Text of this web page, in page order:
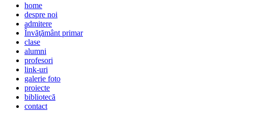
home
despre noi
admitere
Învăţământ primar
clase
alumni
profesori
link-uri
galerie foto
proiecte
bibliotecă
contact